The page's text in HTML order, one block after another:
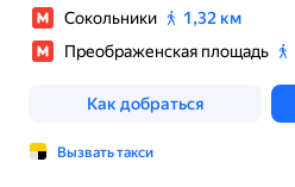
Сокольники
1,32 км
Преображенская площадь
Как добраться
Вызвать такси